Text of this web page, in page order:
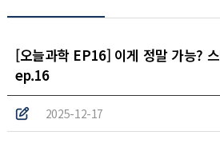
[오늘과학 EP16] 이게 정말 가능?
ep.16
2025-12-17